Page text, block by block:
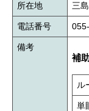
所在地 三
電話番号
備考
補
ル
単